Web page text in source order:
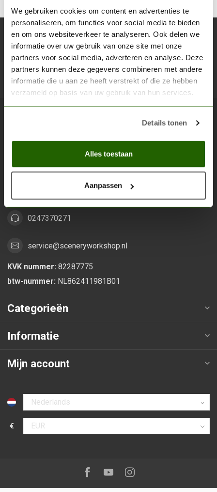
We gebruiken cookies om content en advertenties te
personaliseren, om functies voor social media te bieden
en om ons websiteverkeer te analyseren. Ook delen we
informatie over uw gebruik van onze site met onze
partners voor social media, adverteren en analyse. Deze
partners kunnen deze gegevens combineren met andere
informatie die u aan ze heeft verstrekt of die ze hebben
verzameld op basis van uw gebruik van hun services.
Details tonen
Alles toestaan
Aanpassen
Abonneer je op onze nieuwsbrief
Blijf op de hoogte over onze laatste acties
Alles voor je miniature wargaming en scenery
Grootstalselaan 46
0247370271
service@sceneryworkshop.nl
KVK nummer: 82287775
btw-nummer: NL862411981B01
Categorieën
Informatie
Mijn account
Selecteer taal
€
Selecteer valuta
Volg ons op:Facebook
YoutubeInstagram